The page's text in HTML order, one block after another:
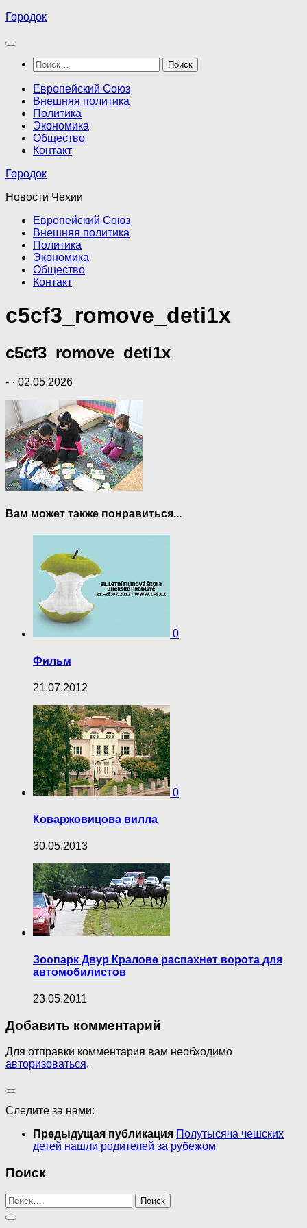
Перейти
содержимому
Городок
Найти:
Европейский Союз
Внешняя политика
Политика
Экономика
Общество
Контакт
Городок
Новости Чехии
Европейский Союз
Внешняя политика
Политика
Экономика
Общество
Контакт
c5cf3_romove_deti1x
c5cf3_romove_deti1x
- · 02.05.2026
Вам может также понравиться...
0
Фильм
21.07.2012
0
Коваржовицова вилла
30.05.2013
Зоопарк Двур Кралове распахнет ворота для
автомобилистов
23.05.2011
Добавить комментарий
Для отправки комментария вам необходимо
авторизоваться.
Следите за нами:
Предыдущая публикация Полутысяча чешских
детей нашли родителей за рубежом
Поиск
Найти: